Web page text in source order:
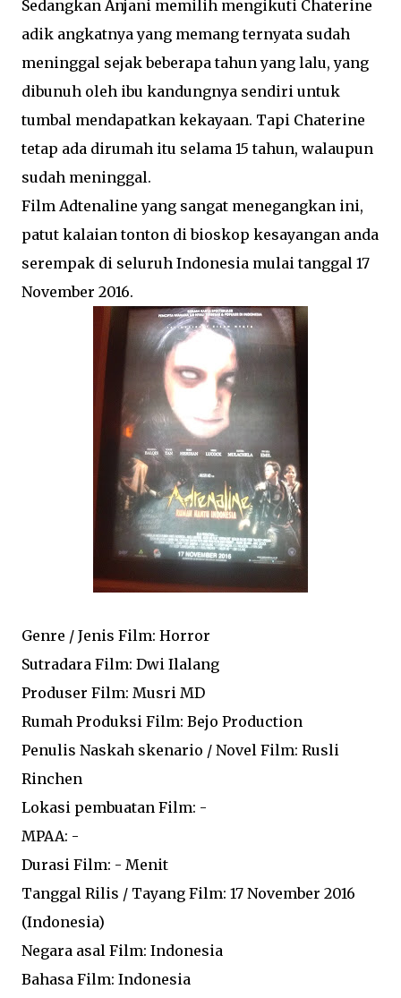
Sedangkan Anjani memilih mengikuti Chaterine
adik angkatnya yang memang ternyata sudah
meninggal sejak beberapa tahun yang lalu, yang
dibunuh oleh ibu kandungnya sendiri untuk
tumbal mendapatkan kekayaan. Tapi Chaterine
tetap ada dirumah itu selama 15 tahun, walaupun
sudah meninggal.
Film Adtenaline yang sangat menegangkan ini,
patut kalaian tonton di bioskop kesayangan anda
serempak di seluruh Indonesia mulai tanggal 17
November 2016.
Genre / Jenis Film: Horror
Sutradara Film: Dwi Ilalang
Produser Film: Musri MD
Rumah Produksi Film: Bejo Production
Penulis Naskah skenario / Novel Film: Rusli
Rinchen
Lokasi pembuatan Film: -
MPAA: -
Durasi Film: - Menit
Tanggal Rilis / Tayang Film: 17 November 2016
(Indonesia)
Negara asal Film: Indonesia
Bahasa Film: Indonesia